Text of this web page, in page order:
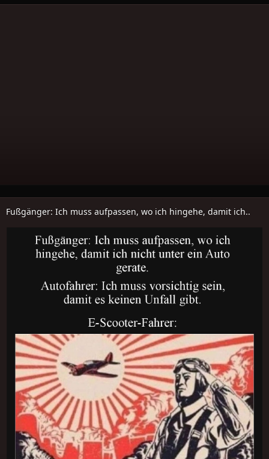
Fußgänger: Ich muss aufpassen, wo ich hingehe, damit ich..